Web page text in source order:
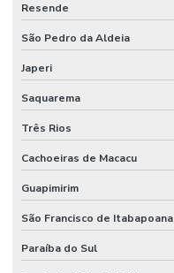
Resende
São Pedro da Aldeia
Japeri
Saquarema
Três Rios
Cachoeiras de Macacu
Guapimirim
São Francisco de Itabapoana
Paraíba do Sul